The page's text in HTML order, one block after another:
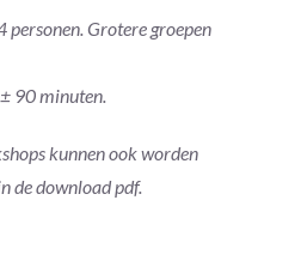
Grotere groepen
90 minuten.
kunnen ook worden
de download pdf.